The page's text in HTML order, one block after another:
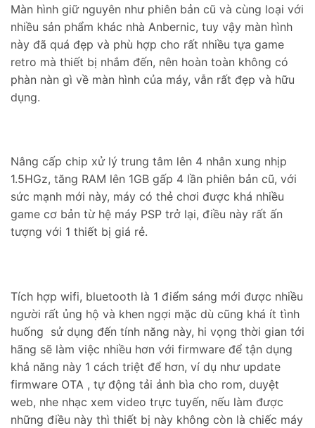
Màn hình giữ nguyên như phiên bản cũ và cùng loại với
nhiều sản phẩm khác nhà Anbernic, tuy vậy màn hình
này đã quá đẹp và phù hợp cho rất nhiều tựa game
retro mà thiết bị nhắm đến, nên hoàn toàn không có
phàn nàn gì về màn hình của máy, vẫn rất đẹp và hữu
dụng.
Nâng cấp chip xử lý trung tâm lên 4 nhân xung nhịp
1.5HGz, tăng RAM lên 1GB gấp 4 lần phiên bản cũ, với
sức mạnh mới này, máy có thẻ chơi được khá nhiều
game cơ bản từ hệ máy PSP trở lại, điều này rất ấn
tượng với 1 thiết bị giá rẻ.
Tích hợp wifi, bluetooth là 1 điểm sáng mới được nhiều
người rất ủng hộ và khen ngợi mặc dù cũng khá ít tình
huống sử dụng đến tính năng này, hi vọng thời gian tới
hãng sẽ làm việc nhiều hơn với firmware để tận dụng
khả năng này 1 cách triệt để hơn, ví dụ như update
firmware OTA , tự động tải ảnh bìa cho rom, duyệt
web, nhe nhạc xem video trực tuyến, nếu làm được
những điều này thì thiết bị này không còn là chiếc máy